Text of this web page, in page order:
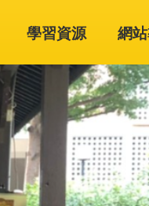
學習資源 網